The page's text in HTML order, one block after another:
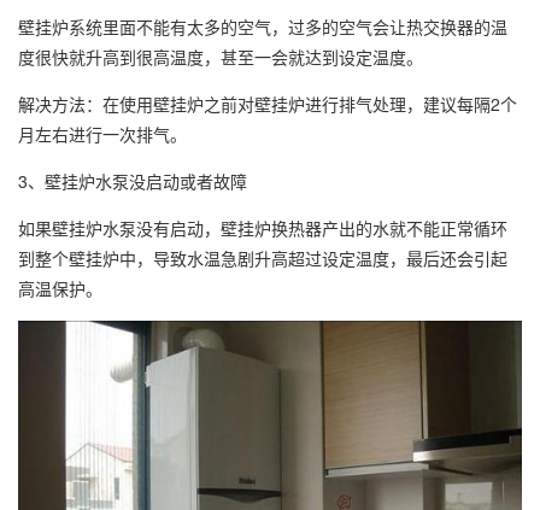
壁挂炉系统里面不能有太多的空气，过多的空气会让热交换器的温
度很快就升高到很高温度，甚至一会就达到设定温度。
解决方法：在使用壁挂炉之前对壁挂炉进行排气处理，建议每隔2个
月左右进行一次排气。
3、壁挂炉水泵没启动或者故障
如果壁挂炉水泵没有启动，壁挂炉换热器产出的水就不能正常循环
到整个壁挂炉中，导致水温急剧升高超过设定温度，最后还会引起
高温保护。